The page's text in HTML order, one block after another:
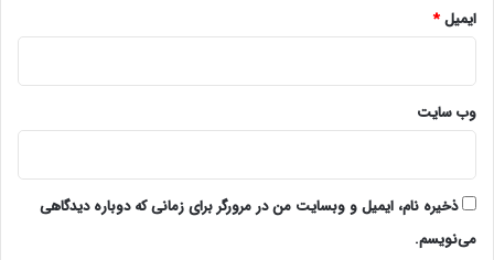
ایمیل*
وب‌ سایت
ذخیره نام، ایمیل و وبسایت من در مرورگر برای زمانی که دوباره دیدگاهی
می‌نویسم.